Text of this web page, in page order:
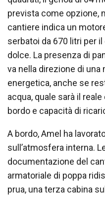
prevista come opzione,
cantiere indica un
serbatoi da 670 litri per il
dolce. La presenza di
va nella direzione di una
energetica, anche se
acqua, quale sarà il
bordo e capacità di
A bordo, Amel ha
sull’atmosfera interna.
documentazione del
armatoriale di poppa
prua, una terza cabina